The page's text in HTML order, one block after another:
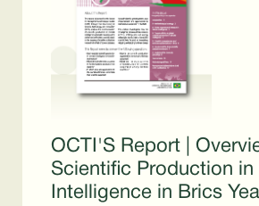
OCTI'S Report |
Scientific Production in
Intelligence in Brics